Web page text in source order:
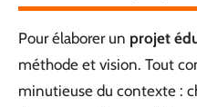
Pour élaborer un projet
méthode et vision. Tout
minutieuse du contexte :